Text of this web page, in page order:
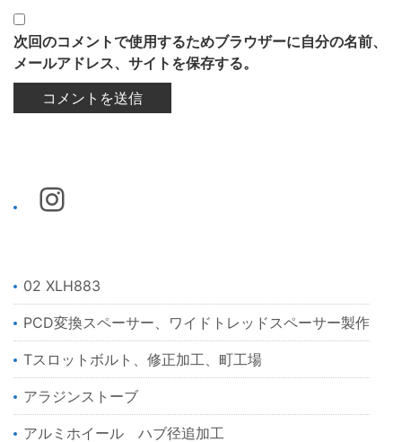
次回のコメントで使用するためブラウザーに自分の名前、
メールアドレス、サイトを保存する。
02 XLH883
PCD変換スペーサー、ワイドトレッドスペーサー製作
Tスロットボルト、修正加工、町工場
アラジンストーブ
アルミホイール ハブ径追加工